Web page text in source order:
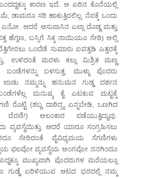
ಎಂದದ್ದಕ್ಕೂ ಕಾರಣ ಇದೆ. ಆ ಏರಿನ ಕೊನೆಯಲ್ಲಿ
ಡಾಮರೂ ಸರಿ ಹಾಕುತ್ತಿರಲಿಲ್ಲ. ನೆಪಕ್ಕೆ ಒಂದು
ಆದರೆ ಆಸುಪಾಸಿನ ಎಲ್ಲಾ ದೊಡ್ಡ ಮತ್ತು
ಹೆಗ್ಗಣ, ಬಸ್ಸಿಗೆ ಸಿಕ್ಕ ನಾಯಿಯೂ ಸೇರಿ) ಅಲ್ಲಿ
ನೆತ್ತಿಗೇರಲು ಒಂದೆಡೆ ಸುಮಾರು ಐವತ್ತಡಿ ಎತ್ತರಕ್ಕೆ
ಉಳಿದಂತೆ ಮರಳು ಕಲ್ಲು ಮಿಶ್ರಿತ ಮಣ್ಣ
ಬಂಡೆಗಳನ್ನು ಬಳಸುತ್ತ, ಮುಳ್ಳು ಪೊದರು
ಜಾಡು ನಮ್ಮನ್ನು ಹನುಮನ ಗುಡ್ಡ ದರ್ಶನ
ಬಂಡೆಗಳೆಲ್ಲ ಮನುಷ್ಯ ಕೈ ಎಟಕುವ ಮಟ್ಟಕ್ಕೆ
ರೊಟ್ಟಿ (ಶಬ್ದ ದಾರಿದ್ರ್ಯ ಎನ್ನಬೇಡಿ, ಒಣಗಿದ
ಅಲಂಕಾರ ಪಡೆಯುತ್ತಿದ್ದುವು.
ವ್ಯವಸ್ಥೆಯಿತ್ತು. ಆದರೆ ಯಾರೂ ಸಂಗ್ರಹಿಸಲು
ಸೇರಿದಂತೆ ವೈವಿಧ್ಯಮಯ ಸೆಗಣಿಗಳು
ಫಲವೋ ವ್ಯವಸ್ಥೆಯ ಅಂಗವೋ ನನಗಿಂದೂ
ಮುಖ್ಯವಾಗಿ ಪೊದರುಗಳ ಮರೆಯಲ್ಲೂ
ಗುಡ್ಡೆ ಏರಿಳಿಯುವ ಆಟದ ಭರದಲ್ಲಿ ನಮ್ಮ